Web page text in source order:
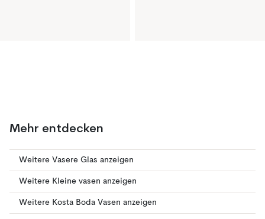
Mehr entdecken
Weitere Vasere Glas anzeigen
Weitere Kleine vasen anzeigen
Weitere Kosta Boda Vasen anzeigen